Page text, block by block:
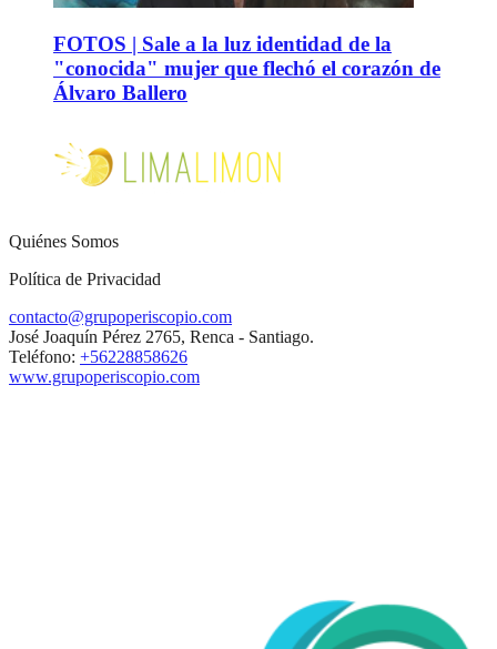
FOTOS | Sale a la luz identidad de la
"conocida" mujer que flechó el corazón de
Álvaro Ballero
Quiénes Somos
Política de Privacidad
contacto@grupoperiscopio.com
José Joaquín Pérez 2765, Renca - Santiago.
Teléfono: +56228858626
www.grupoperiscopio.com